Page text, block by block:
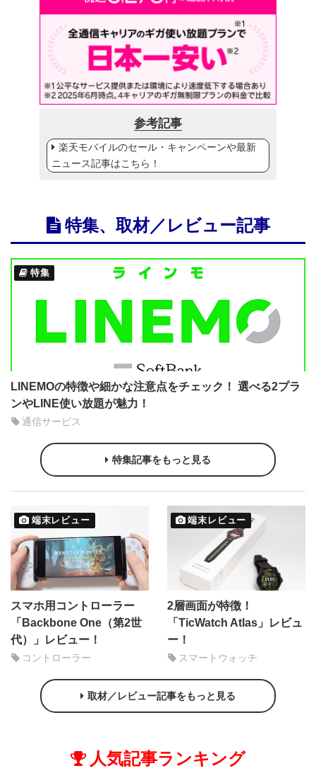
参考記事
楽天モバイルのセール・キャンペーンや最新
ニュース記事はこちら！
特集、取材／レビュー記事
特集
LINEMOの特徴や細かな注意点をチェック！ 選べる2プラ
ンやLINE使い放題が魅力！
通信サービス
特集記事をもっと見る
端末レビュー
スマホ用コントローラー
「Backbone One（第2世
代）」レビュー！
コントローラー
端末レビュー
2層画面が特徴！
「TicWatch Atlas」レビュ
ー！
スマートウォッチ
取材／レビュー記事をもっと見る
人気記事ランキング